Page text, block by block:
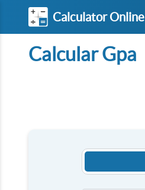
Calculator Online
Calcular Gpa